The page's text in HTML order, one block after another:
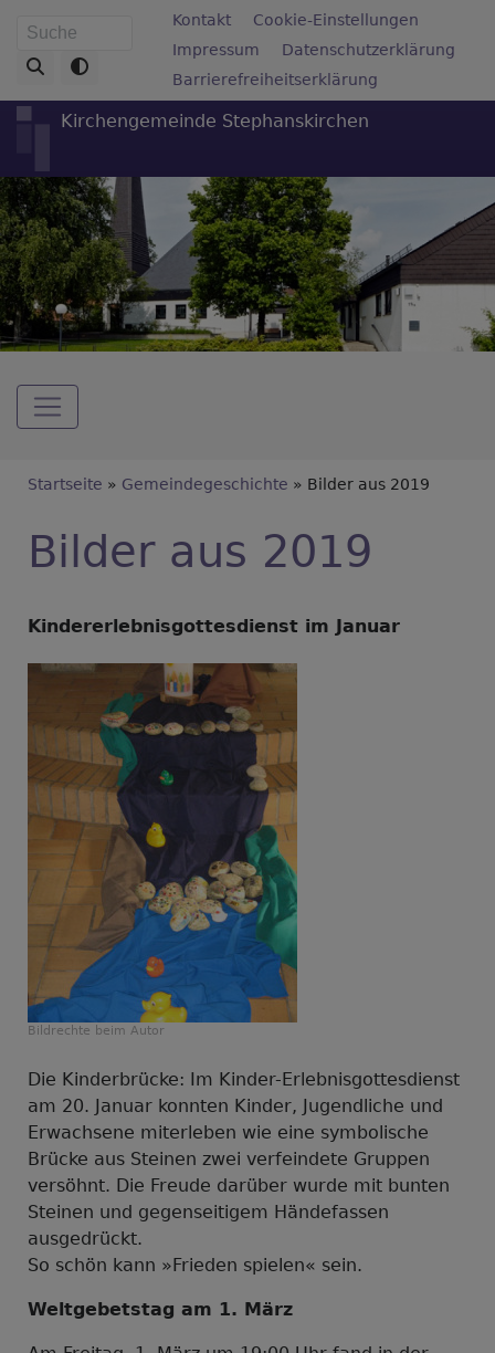
zum
Inhalt
Suche Fußbereichsmenü
Kontakt
Cookie-Einstellungen
Impressum
Datenschutzerklärung
Barrierefreiheitserklärung
Kirchengemeinde Stephanskirchen
Hauptnavigation
Breadcrumb
Startseite Gemeindegeschichte Bilder aus 2019
Bilder aus 2019
Kindererlebnisgottesdienst im Januar
Bildrechte beim Autor
Die Kinderbrücke: Im Kinder-Erlebnisgottesdienst
am 20. Januar konnten Kinder, Jugendliche und
Erwachsene miterleben wie eine symbolische
Brücke aus Steinen zwei verfeindete Gruppen
versöhnt. Die Freude darüber wurde mit bunten
Steinen und gegenseitigem Händefassen
ausgedrückt.
So schön kann »Frieden spielen« sein.
Weltgebetstag am 1. März